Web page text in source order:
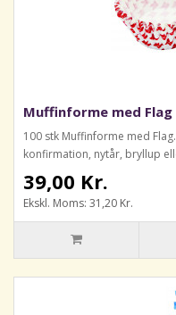
Muffinforme med
100 stk Muffinforme med
konfirmation, nytår, bryllup
39,00 Kr.
Ekskl. Moms: 31,20 Kr.